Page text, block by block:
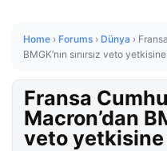
Home › Forums › Dünya ›
BMGK’nın sınırsız veto
Fransa
Macron’dan
veto